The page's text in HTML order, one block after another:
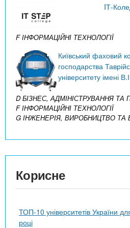
IТ-
F ІНФОРМАЦІЙНІ ТЕХНОЛОГІЇ
Київський фаховий
господарства
університету імені
D БІЗНЕС, АДМІНІСТРУВАННЯ ТА
F ІНФОРМАЦІЙНІ ТЕХНОЛОГІЇ
G ІНЖЕНЕРІЯ, ВИРОБНИЦТВО ТА
Корисне
ТОП-10 університетів України
році